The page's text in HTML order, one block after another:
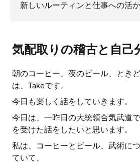
新しいルーティンと仕事への活
気配取りの稽古と自己
朝のコーヒー、夜のビール、とき
は、Takeです。
今日も楽しく話をしていきます。
今日は、一昨日の大統領合気武道
を受けた話をしたいと思います。
私は、コーヒーとビール、武術に
ていて、